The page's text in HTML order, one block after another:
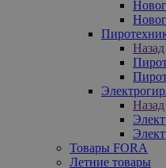
Назад
Назад
Товары FORA
Летние товары